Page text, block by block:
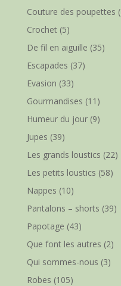
Couture des poupettes
Crochet(5)
De fil en aiguille (35)
Escapades (37)
Evasion (33)
Gourmandises (11)
Humeur du jour(9)
Jupes (39)
Les grands loustics (22)
Les petits loustics (58)
Nappes (10)
Pantalons – shorts (39)
Papotage (43)
Que font les autres (2)
Qui sommes-nous (3)
Robes (105)